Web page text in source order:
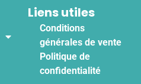
Liens utiles
Conditions
générales de vente
Politique de
confidentialité